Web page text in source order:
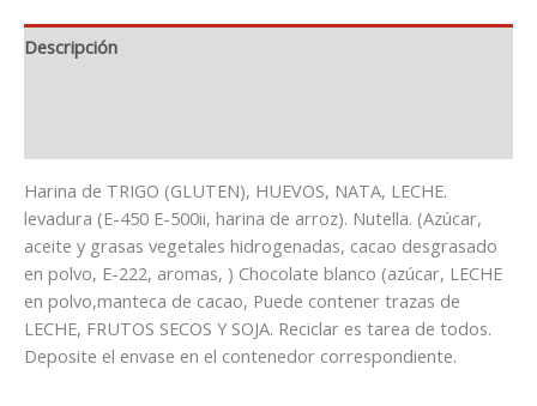
Descripción
Harina de TRIGO (GLUTEN), HUEVOS, NATA, LECHE.
levadura (E-450 E-500ii, harina de arroz). Nutella. (Azúcar,
aceite y grasas vegetales hidrogenadas, cacao desgrasado
en polvo, E-222, aromas, ) Chocolate blanco (azúcar, LECHE
en polvo,manteca de cacao, Puede contener trazas de
LECHE, FRUTOS SECOS Y SOJA. Reciclar es tarea de todos.
Deposite el envase en el contenedor correspondiente.